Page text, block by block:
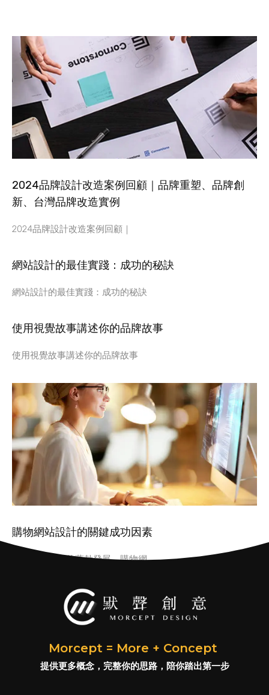
2024品牌設計改造案例回顧｜品牌重塑、品牌創
新、台灣品牌改造實例
2024品牌設計改造案例回顧｜
網站設計的最佳實踐：成功的秘訣
網站設計的最佳實踐：成功的秘訣
使用視覺故事講述你的品牌故事
使用視覺故事講述你的品牌故事
購物網站設計的關鍵成功因素
隨著電子商務的蓬勃發展，購物網
Morcept = More + Concept
提供更多概念，完整你的思路，陪你踏出第一步